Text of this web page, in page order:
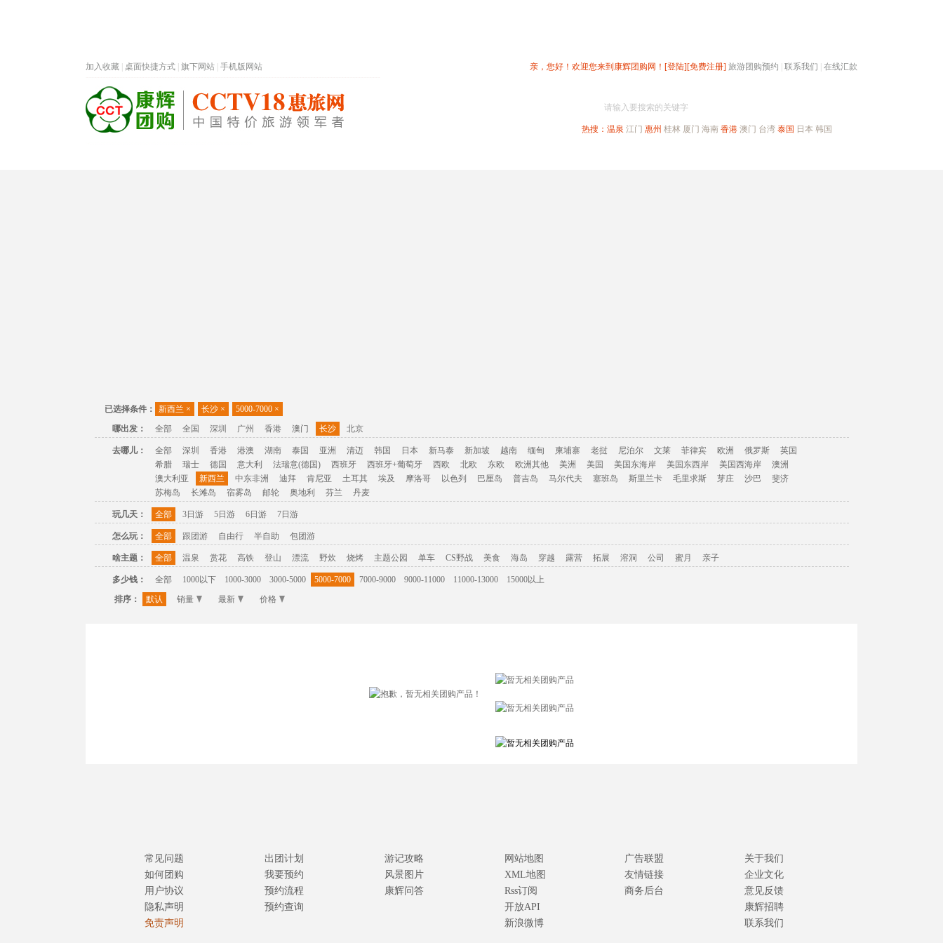
亲，您好！欢迎您来到康辉团购网！ [登陆][免费注册] 旅游团购预约 联系我们 在线汇款
加入收藏 桌面快捷方式 旗下网站 手机版网站
请输入要搜索的关键字
热搜： 温泉 江门 惠州 桂林 厦门 海南 香港 澳门 台湾 泰国 日本 韩国
已选择条件： 新西兰 × 长沙 × 5000-7000 ×
哪出发：
全部 全国 深圳 广州 香港 澳门 长沙 北京
去哪儿： 全部 深圳 香港 港澳 湖南 泰国 亚洲 清迈 韩国 日本 新马泰 新加坡 越南 缅甸 柬埔寨 老挝 尼泊尔 文莱 菲律宾 欧洲 俄罗斯
英国
希腊
瑞士 德国 意大利 法瑞意(德国) 西班牙 西班牙+葡萄牙 西欧 北欧 东欧 欧洲其他 美洲 美国 美国东海岸 美国东西岸 美国西海岸
澳洲
澳大利亚
新西兰 中东非洲 迪拜 肯尼亚 土耳其 埃及 摩洛哥 以色列 巴厘岛 普吉岛 马尔代夫 塞班岛 斯里兰卡 毛里求斯 芽庄 沙巴
斐济
苏梅岛
长滩岛 宿雾岛 邮轮 奥地利 芬兰 丹麦
玩几天： 全部 3日游 5日游 6日游 7日游
怎么玩： 全部 跟团游 自由行 半自助 包团游
啥主题： 全部 温泉 赏花 高铁 登山 漂流 野炊 烧烤 主题公园 单车 CS野战 美食 海岛 穿越 露营 拓展 溶洞 公司 蜜月 亲子
多少钱： 全部 1000以下 1000-3000 3000-5000 5000-7000 7000-9000 9000-11000 11000-13000
15000以上
排序：
默认 销量 最新 价格
常见问题
如何团购
用户协议
隐私声明
免责声明
出团计划
我要预约
预约流程
预约查询
游记攻略
风景图片
康辉问答
网站地图
XML地图
Rss订阅
开放API
新浪微博
广告联盟
友情链接
商务后台
关于我们
企业文化
意见反馈
康辉招聘
联系我们